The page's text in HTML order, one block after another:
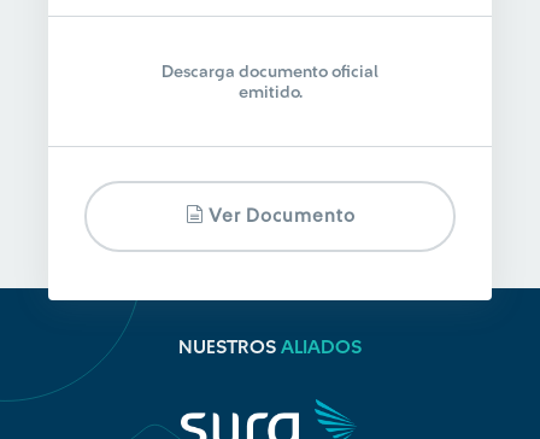
Descarga documento oficial
emitido.
Ver Documento
NUESTROS ALIADOS